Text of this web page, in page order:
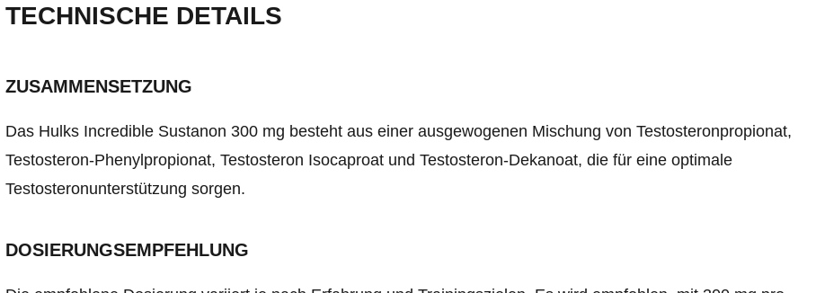
TECHNISCHE DETAILS
ZUSAMMENSETZUNG
Das Hulks Incredible Sustanon 300 mg besteht aus einer ausgewogenen Mischung von Testosteronpropionat,
Testosteron-Phenylpropionat, Testosteron Isocaproat und Testosteron-Dekanoat, die für eine optimale
Testosteronunterstützung sorgen.
DOSIERUNGSEMPFEHLUNG